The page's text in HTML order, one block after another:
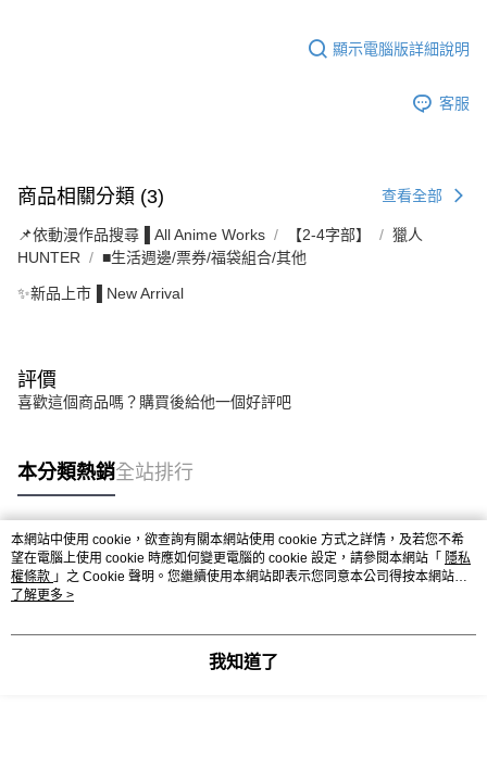
顯示電腦版詳細說明
客服
商品相關分類 (3) 查看全部
📌依動漫作品搜尋▐ All Anime Works 【2-4字部】
獵人
HUNTER
■生活週邊/票券/福袋組合/其他
✨新品上市▐ New Arrival
評價
喜歡這個商品嗎？購買後給他一個好評吧
本分類熱銷全站排行
熱門標籤
本網站中使用 cookie，欲查詢有關本網站使用 cookie 方式之詳情，及若您不希
望在電腦上使用 cookie 時應如何變更電腦的 cookie 設定，請參閱本網站「 隱私
權條款 」之 Cookie 聲明。您繼續使用本網站即表示您同意本公司得按本網站使
用條款之 Cookie 聲明使用 cookie。
了解更多 >
我知道了